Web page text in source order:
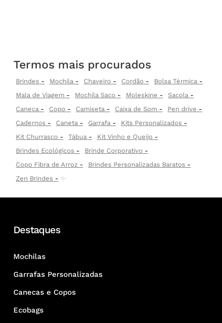
Termos mais procurados
Brindes Mochila Chaveiro Cordão
Bolsa Térmica
Mala de Viagem
Mochila Saco Moleskine
Sacola
Caneca
Copo Camiseta Caixa de Som
Pen drive
Cadernos
Caneta Garrafa
Kits Personalizados
Kit Churrasco
Tábua
Kit Vinho e Queijo
Brindes Ecológicos
Brinde Corporativo
Copo Fibra de Arroz
Brindes Personalizadas Baratos
Zen Brindes
✨
Destaques
Mochilas
Garrafas Personalizadas
Canecas e Copos
Ecobags